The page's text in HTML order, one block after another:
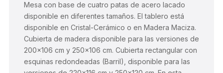
Mesa con base de cuatro patas de acero lacado
disponible en diferentes tamaños. El tablero está
disponible en Cristal-Cerámico o en Madera Maciza.
Cubierta de madera disponible para las versiones de
200×106 cm y 250×106 cm. Cubierta rectangular con
esquinas redondeadas (Barril), disponible para las